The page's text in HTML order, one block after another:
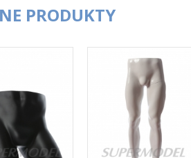
PRODUKTY